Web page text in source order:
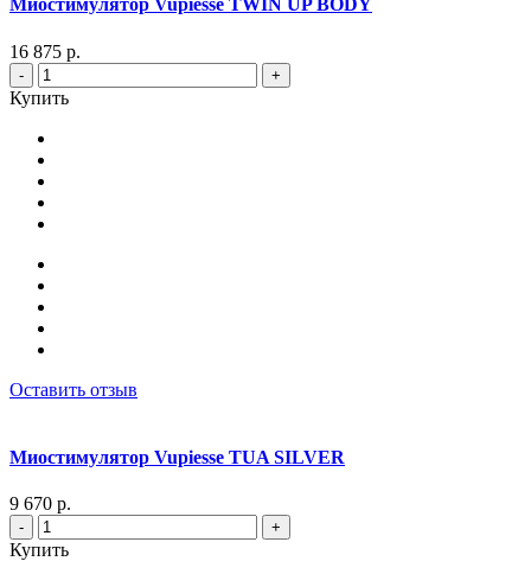
Миостимулятор Vupiesse TWIN UP BODY
16 875 р.
- +
Купить
Оставить отзыв
Миостимулятор Vupiesse TUA SILVER
9 670 р.
- +
Купить